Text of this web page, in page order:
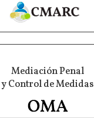
Mediación Penal
y Control de Medidas